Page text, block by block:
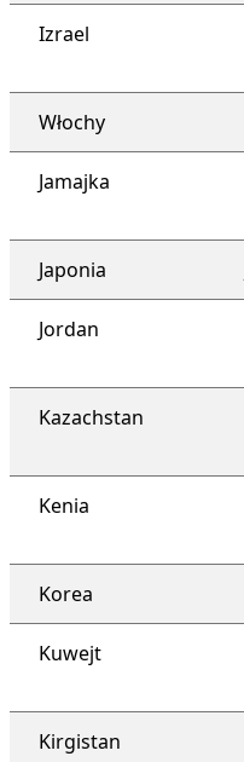
Izrael
Włochy
Jamajka
Japonia
Jordan
Kazachstan
Kenia
Korea
Kuwejt
Kirgistan